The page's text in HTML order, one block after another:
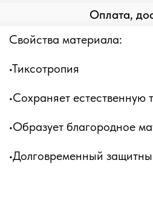
Оплата,
Свойства материала:
•Тиксотропия
•Сохраняет естественную
•Образует благородное
•Долговременный